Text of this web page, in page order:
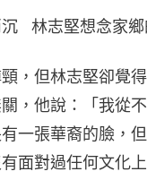
林志堅想念家
，但林志堅卻覺
，他說：「我從
一張華裔的臉，
面對過任何文化